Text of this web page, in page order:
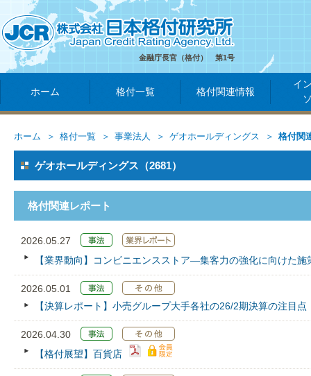
金融庁長官（格付） 第1号
ホーム 格付一覧 格付関連情報
イ
ホーム 格付一覧 事業法人 ゲオホールディングス 格付関
ゲオホールディングス（2681）
格付関連レポート
2026.05.27
【業界動向】コンビニエンスストア―集客力の強化に向けた
2026.05.01
【決算レポート】小売グループ大手各社の26/2期決算の注目点
2026.04.30
【格付展望】百貨店